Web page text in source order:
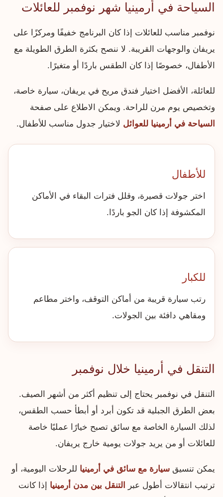
السياحة في أرمينيا شهر نوفمبر للعائلات
نوفمبر مناسب للعائلات إذا كان البرنامج خفيفًا ومركزًا على
يريفان والوجهات القريبة. لا ننصح بكثرة الطرق الطويلة مع
الأطفال، خصوصًا إذا كان الطقس باردًا أو متغيرًا.
للعائلة، الأفضل اختيار فندق مريح في يريفان، سيارة خاصة،
وتخصيص يوم مرن للراحة. ويمكن الاطلاع على صفحة
السياحة في أرمينيا للعوائل لاختيار جدول مناسب للأطفال.
للأطفال
اختر جولات قصيرة، وقلل فترات البقاء في الأماكن
المكشوفة إذا كان الجو باردًا.
للكبار
رتب سيارة قريبة من أماكن التوقف، واختر مطاعم
ومقاهي دافئة بين الجولات.
التنقل في أرمينيا خلال نوفمبر
التنقل في نوفمبر يحتاج إلى تنظيم أكثر من أشهر الصيف.
بعض الطرق الجبلية قد تكون أبرد أو أبطأ حسب الطقس،
لذلك السيارة الخاصة مع سائق تصبح خيارًا عمليًا خاصة
للعائلات أو من يريد جولات يومية خارج يريفان.
يمكن تنسيق سيارة مع سائق في أرمينيا للرحلات اليومية، أو
ترتيب انتقالات أطول عبر
التنقل بين مدن أرمينيا إذا كانت